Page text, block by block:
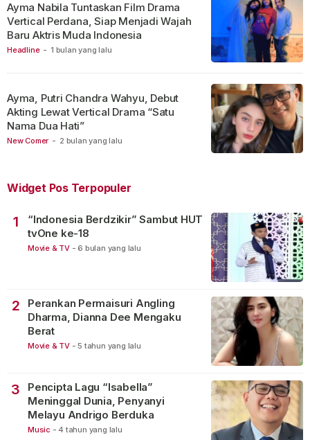
Headline - 1 bulan yang lalu
Ayma Nabila Tuntaskan Film Drama
Vertical Perdana, Siap Menjadi Wajah
Baru Aktris Muda Indonesia
New Comer - 2 bulan yang lalu
Ayma, Putri Chandra Wahyu, Debut
Akting Lewat Vertical Drama “Satu
Nama Dua Hati”
Widget Pos Terpopuler
1
“Indonesia Berdzikir” Sambut HUT
tvOne ke-18
Movie & TV - 6 bulan yang lalu
2
Perankan Permaisuri Angling
Dharma, Dianna Dee Mengaku
Berat
Movie & TV - 5 tahun yang lalu
3
Pencipta Lagu “Isabella”
Meninggal Dunia, Penyanyi
Melayu Andrigo Berduka
Music - 4 tahun yang lalu